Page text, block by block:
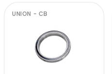
UNION - CB